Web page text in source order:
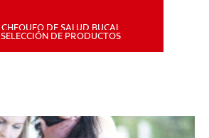
CHEQUEO DE SALUD BUCAL
SELECCIÓN DE PRODUCTOS